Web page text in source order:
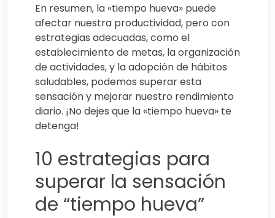
En resumen, la «tiempo hueva» puede
afectar nuestra productividad, pero con
estrategias adecuadas, como el
establecimiento de metas, la organización
de actividades, y la adopción de hábitos
saludables, podemos superar esta
sensación y mejorar nuestro rendimiento
diario. ¡No dejes que la «tiempo hueva» te
detenga!
10 estrategias para
superar la sensación
de “tiempo hueva”